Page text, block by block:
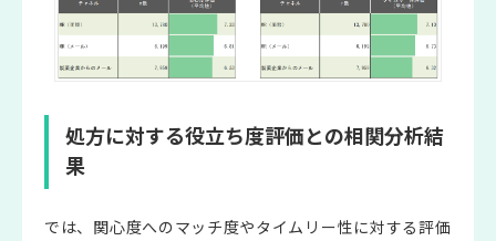
処方に対する役立ち度評価との相関分析結
果
では、関心度へのマッチ度やタイムリー性に対する評価